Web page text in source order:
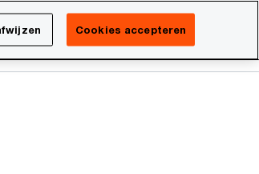
Netherlands
Search
Cookies accepteren